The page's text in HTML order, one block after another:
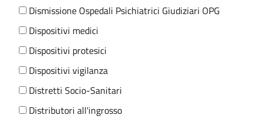
Dismissione Ospedali Psichiatrici Giudiziari OPG
Dispositivi medici
Dispositivi protesici
Dispositivi vigilanza
Distretti Socio-Sanitari
Distributori all'ingrosso